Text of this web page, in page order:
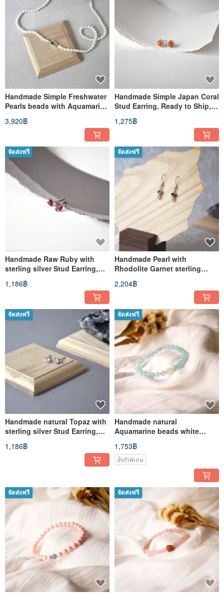
Handmade Simple Freshwater
Pearls beads with Aquamarine
925 silver Necklace
3,920฿
Handmade Simple Japan Coral
Stud Earring, Ready to Ship,
Birth stone of March
1,275฿
จัดส่งฟรี
Handmade Raw Ruby with
sterling silver Stud Earring,
Birth stone for July
1,186฿
จัดส่งฟรี
Handmade Pearl with
Rhodolite Garnet sterling
silver Dangle Earring
2,204฿
จัดส่งฟรี
Handmade natural Topaz with
sterling silver Stud Earring,
Birthstone for Nov
1,186฿
จัดส่งฟรี
Handmade natural
Aquamarine beads white
Alashan rocks bracelet
1,753฿
สั่งทำพิเศษ
จัดส่งฟรี จัดส่งฟรี